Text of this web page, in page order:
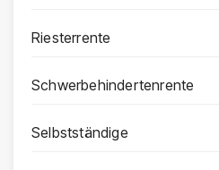
Riesterrente
Schwerbehindertenrente
Selbstständige